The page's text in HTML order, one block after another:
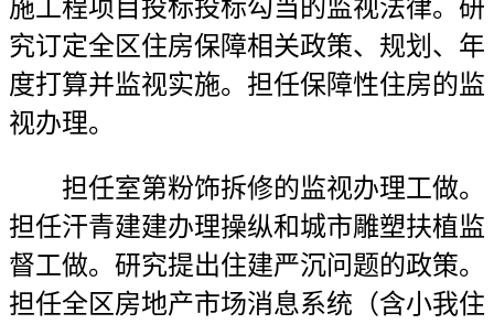
施工程项目投标投标勾当的监视法律。研
究订定全区住房保障相关政策、规划、年
度打算并监视实施。担任保障性住房的监
视办理。
担任室第粉饰拆修的监视办理工做。
担任汗青建建办理操纵和城市雕塑扶植监
督工做。研究提出住建严沉问题的政策。
担任全区房地产市场消息系统（含小我住